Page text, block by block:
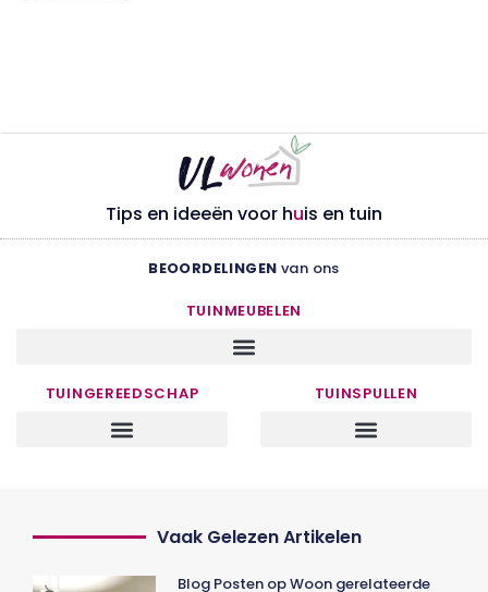
Tips en ideeën voor huis en tuin
BEOORDELINGEN van ons
TUINMEUBELEN
TUINGEREEDSCHAP TUINSPULLEN
Vaak Gelezen Artikelen
Blog Posten op Woon gerelateerde